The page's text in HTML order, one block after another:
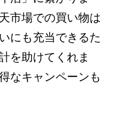
市場での買い物は
にも充当できるた
を助けてくれま
なキャンペーンも